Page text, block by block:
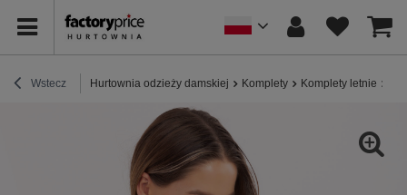
Wstecz Hurtownia odzieży damskiej Komplety Komplety letnie